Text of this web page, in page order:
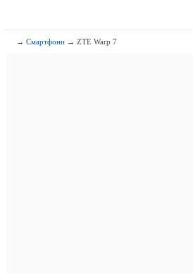
→Смартфони → ZTE Warp 7